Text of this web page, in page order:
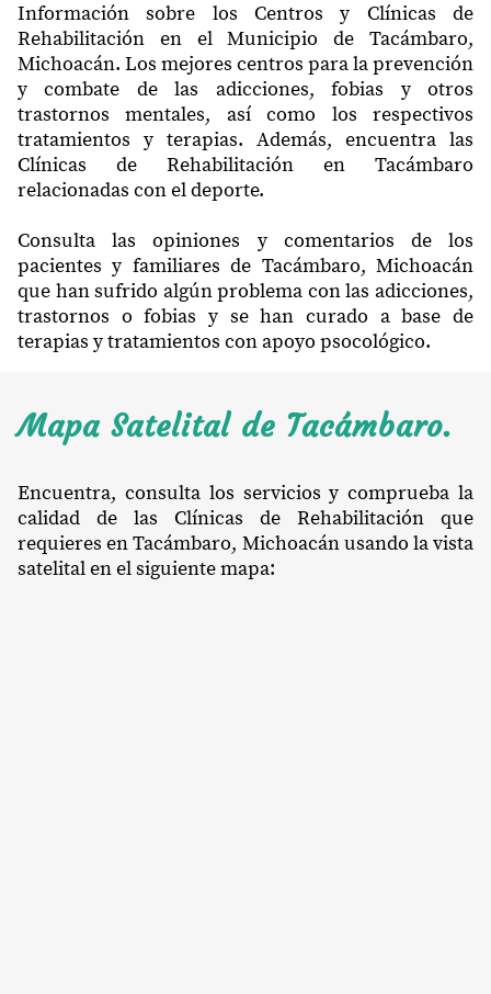
Información sobre los Centros y Clínicas de
Rehabilitación en el Municipio de Tacámbaro,
Michoacán. Los mejores centros para la prevención
y combate de las adicciones, fobias y otros
trastornos mentales, así como los respectivos
tratamientos y terapias. Además, encuentra las
Clínicas de Rehabilitación en Tacámbaro
relacionadas con el deporte.
Consulta las opiniones y comentarios de los
pacientes y familiares de Tacámbaro, Michoacán
que han sufrido algún problema con las adicciones,
trastornos o fobias y se han curado a base de
terapias y tratamientos con apoyo psocológico.
Mapa Satelital de Tacámbaro.
Encuentra, consulta los servicios y comprueba la
calidad de las Clínicas de Rehabilitación que
requieres en Tacámbaro, Michoacán usando la vista
satelital en el siguiente mapa: